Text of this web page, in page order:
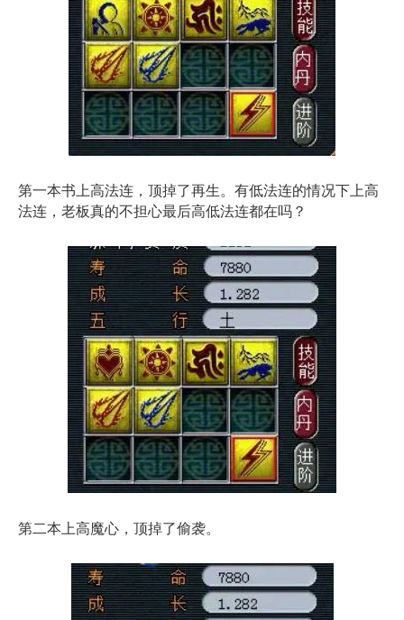
第一本书上高法连，顶掉了再生。有低法连的情况下上高
法连，老板真的不担心最后高低法连都在吗？
第二本上高魔心，顶掉了偷袭。